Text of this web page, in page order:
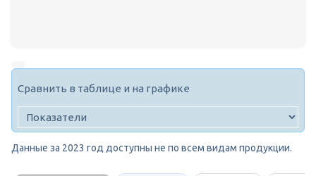
Сравнить в таблице и на графике
Данные за 2023 год доступны не по всем видам продукции.